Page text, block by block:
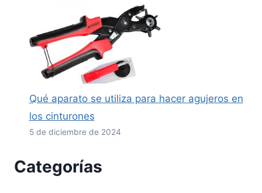
Qué aparato se utiliza para hacer agujeros en
los cinturones
5 de diciembre de 2024
Categorías